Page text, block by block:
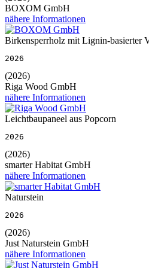
BOXOM GmbH
nähere Informationen
Birkensperrholz mit Lignin-basierter
2026
(2026)
Riga Wood GmbH
nähere Informationen
Leichtbaupaneel aus Popcorn
2026
(2026)
smarter Habitat GmbH
nähere Informationen
Naturstein
2026
(2026)
Just Naturstein GmbH
nähere Informationen